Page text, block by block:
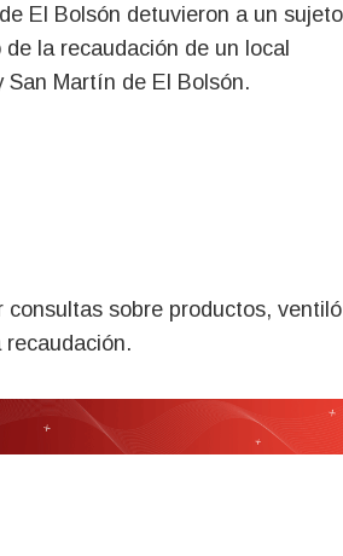
la recaudación de un local
San Martín de El Bolsón.
sobre productos, ventiló